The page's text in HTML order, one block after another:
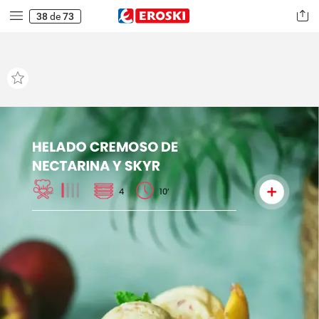
38de73
HELADOCREMOSODE
NECTARINAYSKYR
10’
4